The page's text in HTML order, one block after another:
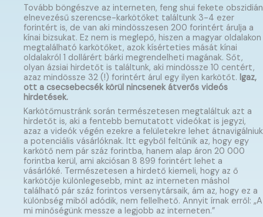
Tovább böngészve az interneten, feng shui fekete obszidián
elnevezésű szerencse-karkötőket találtunk 3-4 ezer
forintért is, de van aki mindösszesen 200 forintért árulja a
kínai bizsukat. Ez nem is meglepő, hiszen a magyar oldalakon
megtalálható karkötőket, azok kísérteties mását kínai
oldalakról 1 dollárért bárki megrendelheti magának. Sőt,
olyan ázsiai hirdetőt is találtunk, aki mindössze 10 centért,
azaz mindössze 32 (!) forintért árul egy ilyen karkötőt. Igaz,
ott a csecsebecsék körül nincsenek átverős videós
hirdetések.
Karkötőmustránk során természetesen megtaláltuk azt a
hirdetőt is, aki a fentebb bemutatott videókat is jegyzi,
azaz a videók végén ezekre a felületekre lehet átnavigálniuk
a potenciális vásárlóknak. Itt egyből feltűnik az, hogy egy
karkötő nem pár száz forintba, hanem alap áron 20 000
forintba kerül, ami akciósan 8 899 forintért lehet a
vásárlóké. Természetesen a hirdető kiemeli, hogy az ő
karkötője különlegesebb, mint az interneten máshol
található pár száz forintos versenytársaik, ám az, hogy ez a
különbség miből adódik, nem fellelhető. Annyit írnak erről: „A
mi minőségünk messze a legjobb az interneten.”